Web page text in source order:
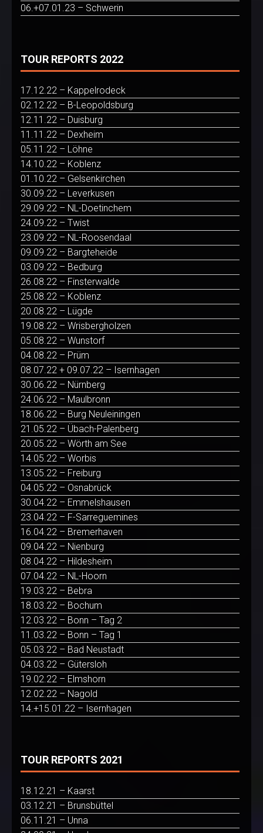
06.+07.01.23 – Schwerin
TOUR REPORTS 2022
17.12.22 – Kappelrodeck
02.12.22 – B-Leopoldsburg
12.11.22 – Duisburg
11.11.22 – Dexheim
05.11.22 – Löhne
14.10.22 – Koblenz
01.10.22 – Gelsenkirchen
30.09.22 – Leverkusen
29.09.22 – NL-Doetinchem
24.09.22 – Twist
23.09.22 – NL-Roosendaal
09.09.22 – Bargteheide
03.09.22 – Bedburg
26.08.22 – Finsterwalde
25.08.22 – Koblenz
20.08.22 – Lügde
19.08.22 – Wrisbergholzen
05.08.22 – Wunstorf
04.08.22 – Prüm
08.07.22 + 09.07.22 – Isernhagen
30.06.22 – Nürnberg
24.06.22 – Maulbronn
18.06.22 – Burg Neuleiningen
21.05.22 – Übach-Palenberg
20.05.22 – Wörth am See
14.05.22 – Worbis
13.05.22 – Freiburg
04.05.22 – Osnabrück
30.04.22 – Emmelshausen
23.04.22 – F-Sarreguemines
16.04.22 – Bremerhaven
09.04.22 – Nienburg
08.04.22 – Hildesheim
07.04.22 – NL-Hoorn
19.03.22 – Bebra
18.03.22 – Bochum
12.03.22 – Bonn – Tag 2
11.03.22 – Bonn – Tag 1
05.03.22 – Bad Neustadt
04.03.22 – Gütersloh
19.02.22 – Elmshorn
12.02.22 – Nagold
14.+15.01.22 – Isernhagen
TOUR REPORTS 2021
18.12.21 – Kaarst
03.12.21 – Brunsbüttel
06.11.21 – Unna